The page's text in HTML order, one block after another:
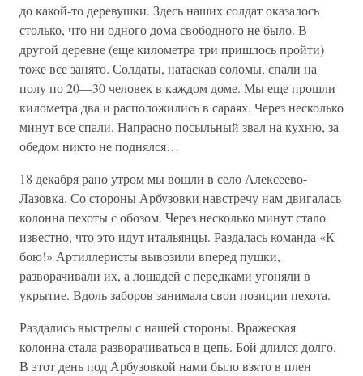
до какой-то деревушки. Здесь наших солдат оказалось
столько, что ни одного дома свободного не было. В
другой деревне (еще километра три пришлось пройти)
тоже все занято. Солдаты, натаскав соломы, спали на
полу по 20—30 человек в каждом доме. Мы еще прошли
километра два и расположились в сараях. Через несколько
минут все спали. Напрасно посыльный звал на кухню, за
обедом никто не поднялся…
18 декабря рано утром мы вошли в село Алексеево-
Лазовка. Со стороны Арбузовки навстречу нам двигалась
колонна пехоты с обозом. Через несколько минут стало
известно, что это идут итальянцы. Раздалась команда «К
бою!» Артиллеристы вывозили вперед пушки,
разворачивали их, а лошадей с передками угоняли в
укрытие. Вдоль заборов занимала свои позиции пехота.
Раздались выстрелы с нашей стороны. Вражеская
колонна стала разворачиваться в цепь. Бой длился долго.
В этот день под Арбузовкой нами было взято в плен